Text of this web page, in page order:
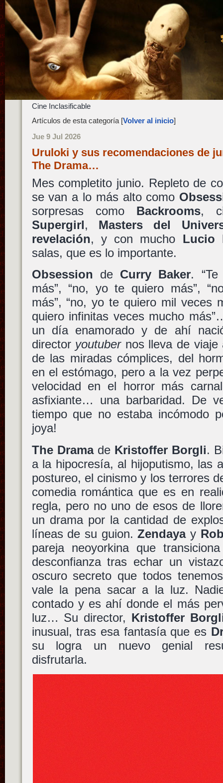
Cine Inclasificable
Artículos de esta categoría [Volver al inicio]
Jue 9 Jul 2026
Uruloki y sus recomendaciones de
The Drama…
Mes completito junio. Repleto de
se van a lo más alto como
sorpresas como Backrooms,
Supergirl, Masters del
revelación, y con mucho Lucio
salas, que es lo importante.
Obsession de Curry Baker.
más”, “no, yo te quiero más”,
más”, “no, yo te quiero mil veces
quiero infinitas veces mucho
un día enamorado y de ahí
director youtubernos lleva de
de las miradas cómplices, del
en el estómago, pero a la vez
velocidad en el horror más
asfixiante… una barbaridad. De
tiempo que no estaba incómodo
joya!
The Dramade Kristoffer Borgli.
a la hipocresía, al hijoputismo, las
postureo, el cinismo y los terrores
comedia romántica que es en
regla, pero no uno de esos de
un drama por la cantidad de
líneas de su guion.Zendayay
pareja neoyorkina que
desconfianza tras echar un
oscuro secreto que todos
vale la pena sacar a la luz.
contado y es ahí donde el más
luz… Su director, Kristoffer
inusual, tras esa fantasía que es
su logra un nuevo genial
disfrutarla.